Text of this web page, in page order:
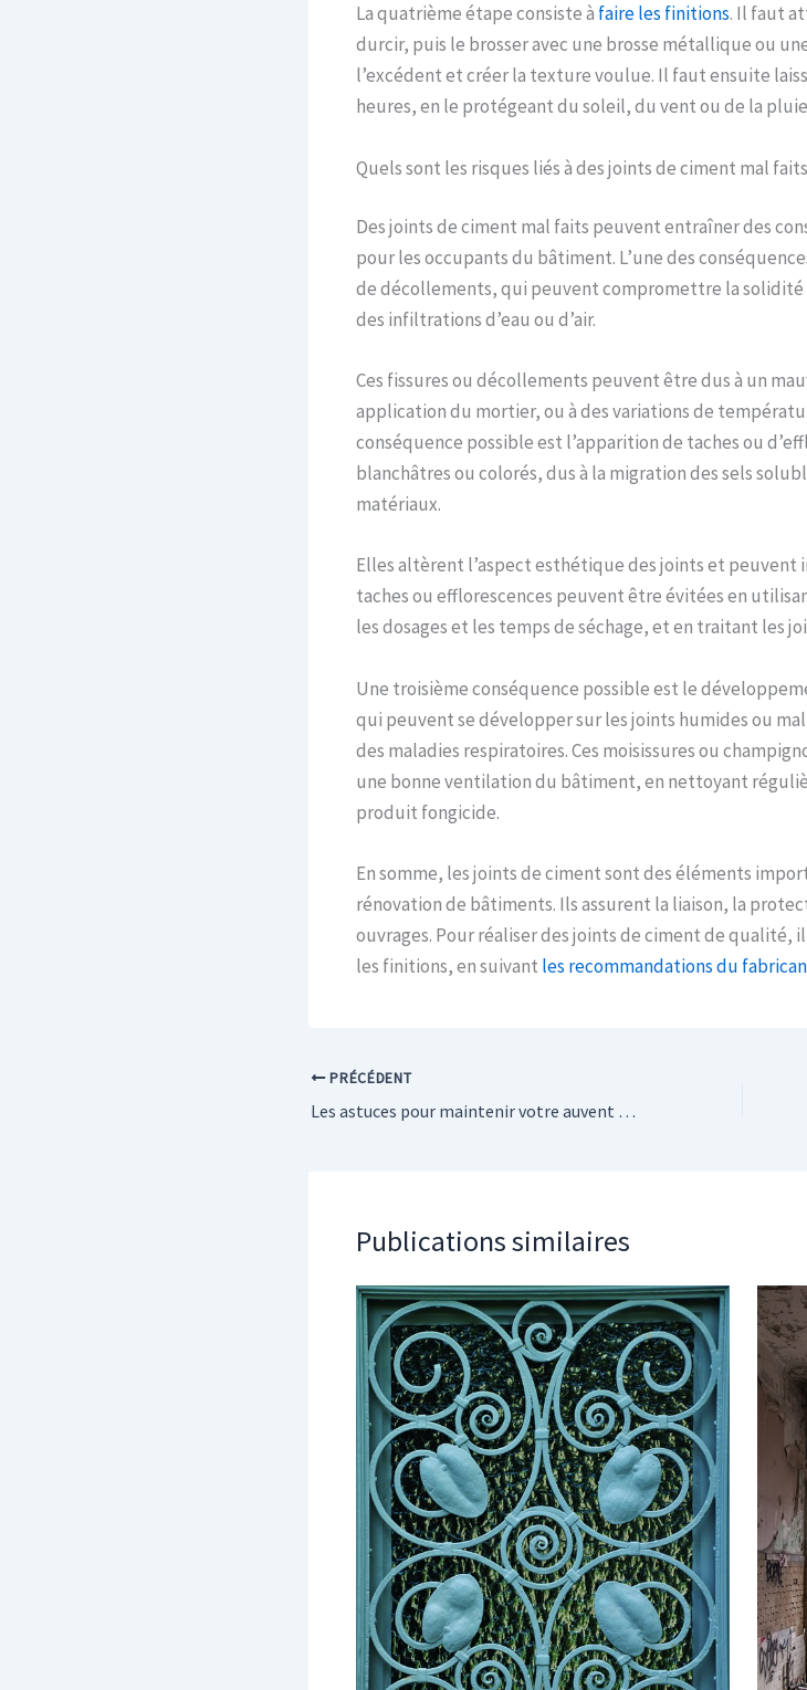
La quatrième étape consiste à faire les finitions. Il faut
durcir, puis le brosser avec une brosse métallique ou
l’excédent et créer la texture voulue. Il faut ensuite
heures, en le protégeant du soleil, du vent ou de la
Quels sont les risques liés à des joints de ciment mal
Des joints de ciment mal faits peuvent entraîner des
pour les occupants du bâtiment. L’une des
de décollements, qui peuvent compromettre la
des infiltrations d’eau ou d’air.
Ces fissures ou décollements peuvent être dus à un
application du mortier, ou à des variations de
conséquence possible est l’apparition de taches ou
blanchâtres ou colorés, dus à la migration des sels
matériaux.
Elles altèrent l’aspect esthétique des joints et peuvent
taches ou efflorescences peuvent être évitées en
les dosages et les temps de séchage, et en traitant les
Une troisième conséquence possible est le
qui peuvent se développer sur les joints humides ou
des maladies respiratoires. Ces moisissures ou
une bonne ventilation du bâtiment, en nettoyant
produit fongicide.
En somme, les joints de ciment sont des éléments
rénovation de bâtiments. Ils assurent la liaison, la
ouvrages. Pour réaliser des joints de ciment de
les finitions, en suivant les recommandations du
PRÉCÉDENT
Les astuces pour maintenir votre auvent propre et en bon état plus longtemps
Publications similaires